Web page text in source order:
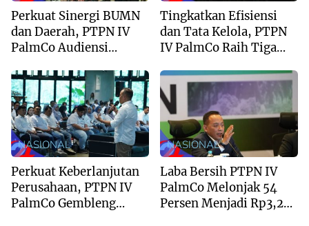
Perkuat Sinergi BUMN
dan Daerah, PTPN IV
PalmCo Audiensi
Sumbar Mahyeldi
Tingkatkan Efisiensi
dan Tata Kelola, PTPN
IV PalmCo Raih Tiga
Group 2026
NASIONAL
Perkuat Keberlanjutan
Perusahaan, PTPN IV
PalmCo Gembleng
NASIONAL
Laba Bersih PTPN IV
PalmCo Melonjak 54
Persen Menjadi Rp3,23